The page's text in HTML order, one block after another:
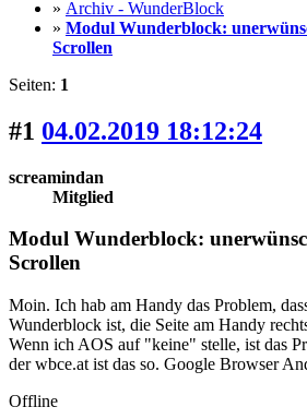
» Archiv - WunderBlock
» Modul Wunderblock:
Scrollen
Seiten: 1
#1 04.02.2019 18:12:24
screamindan
Mitglied
Modul Wunderblock:
Scrollen
Moin. Ich hab am Handy das Problem,
Wunderblock ist, die Seite am Handy
Wenn ich AOS auf "keine" stelle, ist das
der wbce.at ist das so. Google Browser
Offline